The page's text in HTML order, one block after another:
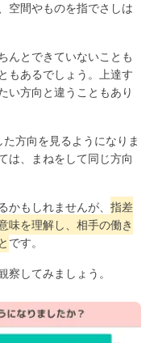
空間やものを指でさしは
んとできていないことも
もあるでしょう。上達す
い方向と違うこともあり
方向を見るようになりま
は、まねをして同じ方向
かもしれませんが、 指差
味を理解し、相手の働き
です。
察してみましょう。